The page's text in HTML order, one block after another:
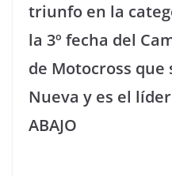
triunfo en la
la 3º fecha del
de Motocross que
Nueva y es el
ABAJO